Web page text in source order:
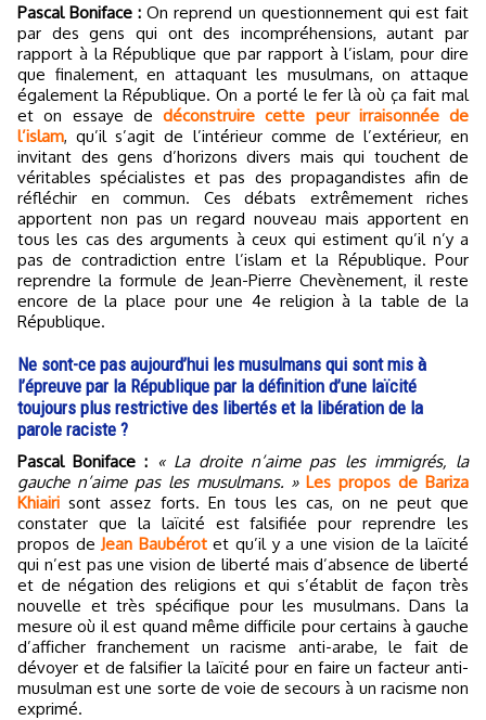
Pascal Boniface : On reprend un questionnement qui est fait
par des gens qui ont des incompréhensions, autant par
rapport à la République que par rapport à l’islam, pour dire
que finalement, en attaquant les musulmans, on attaque
également la République. On a porté le fer là où ça fait mal
et on essaye de déconstruire cette peur irraisonnée de
l’islam, qu’il s’agit de l’intérieur comme de l’extérieur, en
invitant des gens d’horizons divers mais qui touchent de
véritables spécialistes et pas des propagandistes afin de
réfléchir en commun. Ces débats extrêmement riches
apportent non pas un regard nouveau mais apportent en
tous les cas des arguments à ceux qui estiment qu’il n’y a
pas de contradiction entre l’islam et la République. Pour
reprendre la formule de Jean-Pierre Chevènement, il reste
encore de la place pour une 4e religion à la table de la
République.
Ne sont-ce pas aujourd’hui les musulmans qui sont mis à
l’épreuve par la République par la définition d’une laïcité
toujours plus restrictive des libertés et la libération de la
parole raciste ?
Pascal Boniface : « La droite n’aime pas les immigrés, la
gauche n’aime pas les musulmans. » Les propos de Bariza
Khiairi sont assez forts. En tous les cas, on ne peut que
constater que la laïcité est falsifiée pour reprendre les
propos de Jean Baubérotet qu’il y a une vision de la laïcité
qui n’est pas une vision de liberté mais d’absence de liberté
et de négation des religions et qui s’établit de façon très
nouvelle et très spécifique pour les musulmans. Dans la
mesure où il est quand même difficile pour certains à gauche
d’afficher franchement un racisme anti-arabe, le fait de
dévoyer et de falsifier la laïcité pour en faire un facteur anti-
musulman est une sorte de voie de secours à un racisme non
exprimé.